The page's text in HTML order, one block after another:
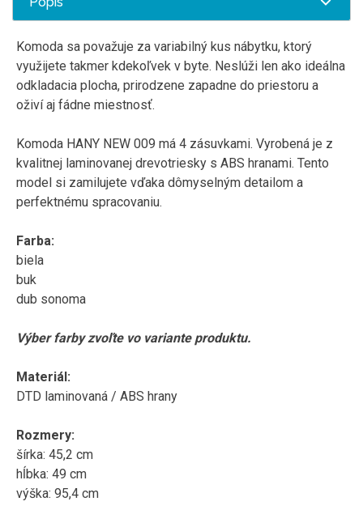
Komoda sa považuje za variabilný kus nábytku, ktorý
využijete takmer kdekoľvek v byte. Neslúži len ako ideálna
odkladacia plocha, prirodzene zapadne do priestoru a
oživí aj fádne miestnosť.
Komoda HANY NEW 009 má 4 zásuvkami. Vyrobená je z
kvalitnej laminovanej drevotriesky s ABS hranami. Tento
model si zamilujete vďaka dômyselným detailom a
perfektnému spracovaniu.
Farba:
biela
buk
dub sonoma
Výber farby zvoľte vo variante produktu.
Materiál:
DTD laminovaná / ABS hrany
Rozmery:
šírka: 45,2 cm
hĺbka: 49 cm
výška: 95,4 cm